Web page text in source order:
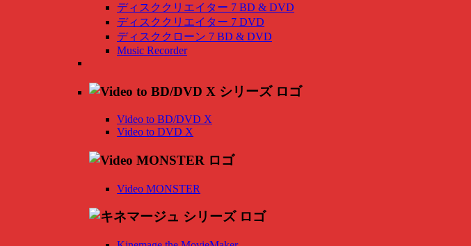
ディスククリエイター 7 BD & DVD
ディスククリエイター 7 DVD
ディスククローン 7 BD & DVD
Music Recorder
Video to BD/DVD X
Video to DVD X
Video MONSTER